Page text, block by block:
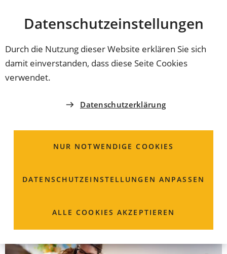
Datenschutz­einstellungen
Durch die Nutzung dieser Website erklären Sie sich
damit einverstanden, dass diese Seite Cookies
verwendet.
Datenschutzerklärung
NUR NOTWENDIGE COOKIES
DATENSCHUTZ­EINSTELLUNGEN ANPASSEN
ALLE COOKIES AKZEPTIEREN
INHALT ANSPRINGEN
Coburg
AMT FÜR JUGEND UND FAMILIE
Beantragung einer
Förderung für Kinder in
in Kindertagespflege